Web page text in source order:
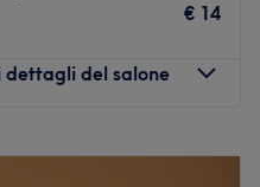
€ 14
del salone